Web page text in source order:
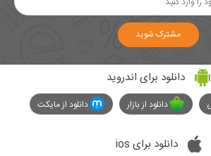
مشترک شوید
دانلود برای اندروید
دانلود از بازار دانلود از مایکت
دانلود برای ios